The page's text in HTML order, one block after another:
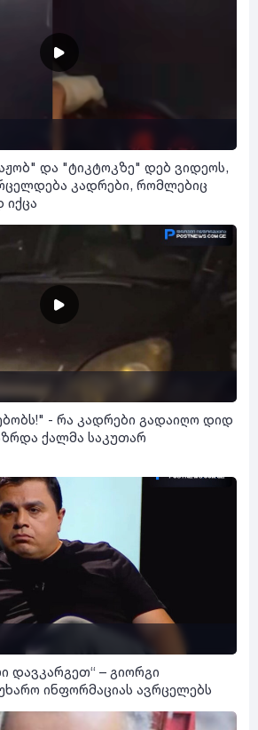
და "ტიკტოკზე" დებ ვიდეოს,
კადრები, რომლებიც
იქცა
- რა კადრები გადაიღო დიდ
ქალმა საკუთარ
დავკარგეთ“ – გიორგი
ინფორმაციას ავრცელებს